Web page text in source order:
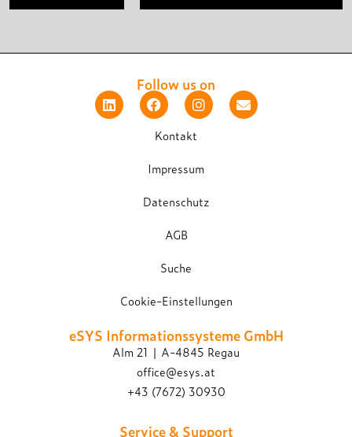
Follow us on
Kontakt
Impressum
Datenschutz
AGB
Suche
Cookie-Einstellungen
eSYS Informations­systeme GmbH
Alm 21 | A-4845 Regau
office@esys.at
+43 (7672) 30930
Service & Support